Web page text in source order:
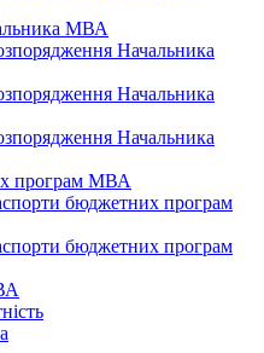
МВА
Начальника
Начальника
Начальника
програм МВА
бюджетних програм
бюджетних програм